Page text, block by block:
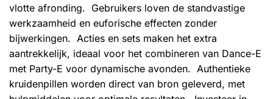
vlotte afronding. Gebruikers loven de standvastige
werkzaamheid en euforische effecten zonder
bijwerkingen. Acties en sets maken het extra
aantrekkelijk, ideaal voor het combineren van Dance-E
met Party-E voor dynamische avonden. Authentieke
kruidenpillen worden direct van bron geleverd, met